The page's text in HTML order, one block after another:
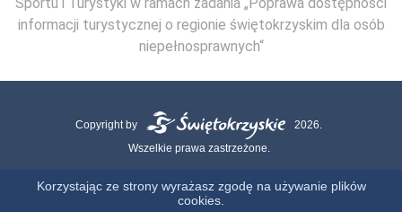
informacji turystycznej o regionie świętokrzyskim dla osób
niepełnosprawnych“
Copyright by
2026.
Wszelkie prawa zastrzeżone.
Korzystając ze strony wyrażasz zgodę na używanie plików
cookies.